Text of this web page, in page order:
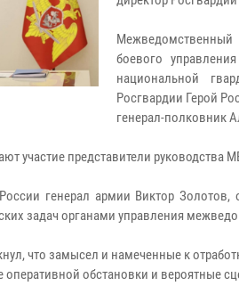
Межведомственный
боевого
национальной
Росгвардии Герой
генерал-полковник
участие представители
генерал армии Виктор
задач органами управления
что замысел и намеченные к
оперативной обстановки и вероятные